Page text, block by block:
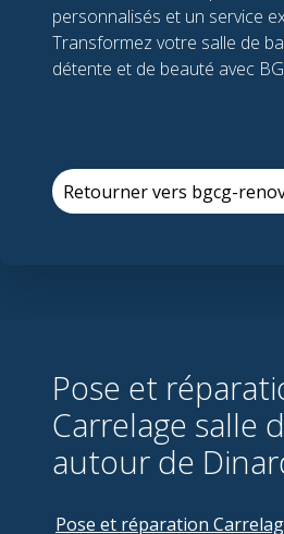
personnalisés et un service
Transformez votre salle de
détente et de beauté avec
Retourner vers bgcg-
Pose et
Carrelage salle
autour de
Pose et réparation